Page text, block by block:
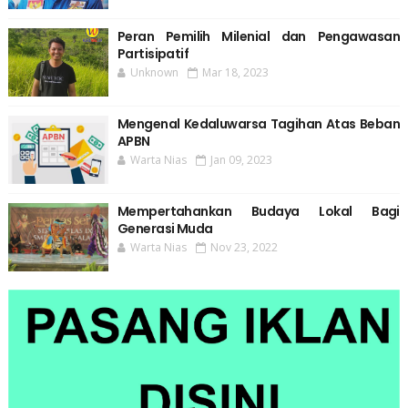
Peran Pemilih Milenial dan Pengawasan
Partisipatif
Unknown Mar 18, 2023
Mengenal Kedaluwarsa Tagihan Atas Beban
APBN
Warta Nias Jan 09, 2023
Mempertahankan Budaya Lokal Bagi
Generasi Muda
Warta Nias Nov 23, 2022